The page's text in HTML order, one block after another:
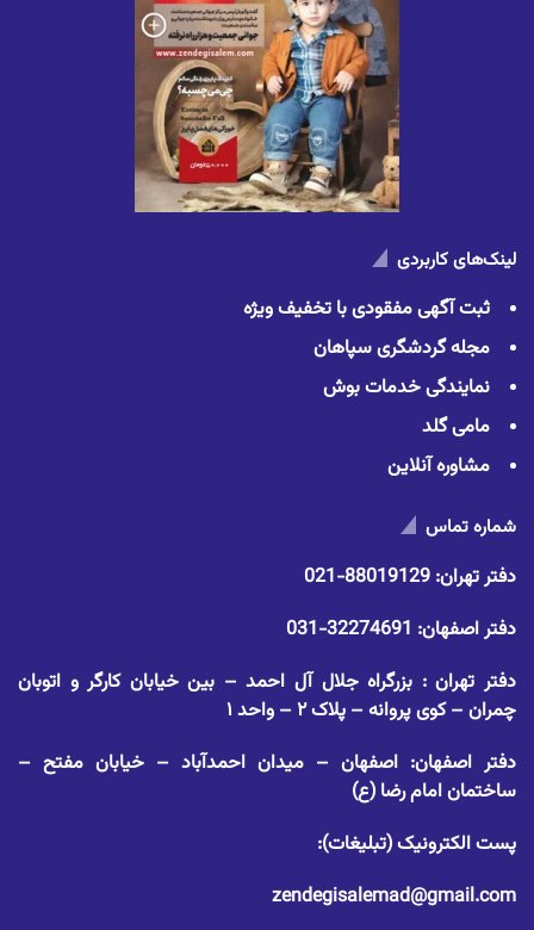
لینک‌های کاربردی
ثبت آگهی مفقودی با تخفیف ویژه
مجله گردشگری سپاهان
نمایندگی خدمات بوش
مامی گلد
مشاوره آنلاین
شماره تماس
دفتر تهران: 88019129-021
دفتر اصفهان: 32274691-031
دفتر تهران : بزرگراه جلال آل احمد – بین خیابان کارگر و اتوبان
چمران – کوی پروانه – پلاک ۲ – واحد ۱
دفتر اصفهان: اصفهان – میدان احمدآباد – خیابان مفتح –
ساختمان امام رضا (ع)
پست الکترونیک (تبلیغات):
zendegisalemad@gmail.com